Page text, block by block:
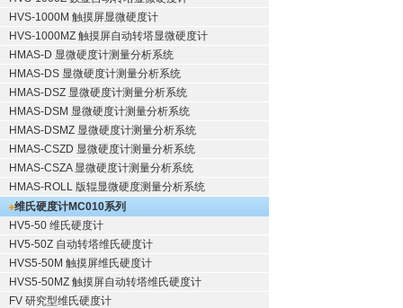
HVS-1000M 触摸屏显微硬度计
HVS-1000MZ 触摸屏自动转塔显微硬度计
HMAS-D 显微硬度计测量分析系统
HMAS-DS 显微硬度计测量分析系统
HMAS-DSZ 显微硬度计测量分析系统
HMAS-DSM 显微硬度计测量分析系统
HMAS-DSMZ 显微硬度计测量分析系统
HMAS-CSZD 显微硬度计测量分析系统
HMAS-CSZA 显微硬度计测量分析系统
HMAS-ROLL 版辊显微硬度测量分析系统
维氏硬度计MC010系列
HV5-50 维氏硬度计
HV5-50Z 自动转塔维氏硬度计
HVS5-50M 触摸屏维氏硬度计
HVS5-50MZ 触摸屏自动转塔维氏硬度计
FV 研究型维氏硬度计